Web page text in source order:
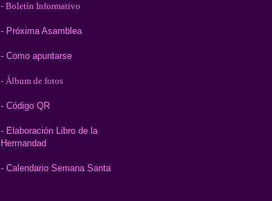
- Boletín Informativo
- Próxima Asamblea
- Como apuntarse
- Álbum de fotos
- Código QR
- Elaboración Libro de la
Hermandad
- Calendario Semana Santa